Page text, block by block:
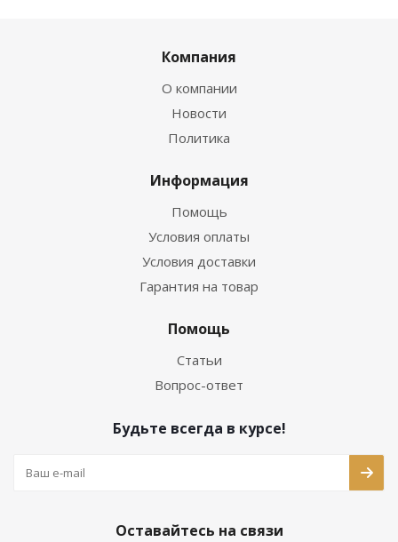
Компания
О компании
Новости
Политика
Информация
Помощь
Условия оплаты
Условия доставки
Гарантия на товар
Помощь
Статьи
Вопрос-ответ
Будьте всегда в курсе!
Оставайтесь на связи